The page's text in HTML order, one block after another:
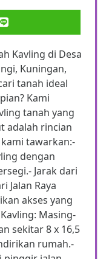
Kavling di Desa
Kuningan,
tanah ideal
Kami
tanah yang
adalah rincian
tawarkan:-
dengan
Jarak dari
Jalan Raya
akses yang
Masing-
sekitar 8 x 16,5
rumah.-